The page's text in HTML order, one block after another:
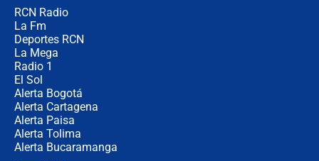
RCN Radio
La Fm
Deportes RCN
La Mega
Radio 1
El Sol
Alerta Bogotá
Alerta Cartagena
Alerta Paisa
Alerta Tolima
Alerta Bucaramanga